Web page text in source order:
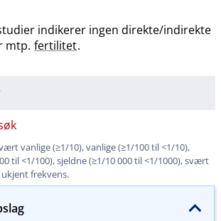
indikerer ingen direkte​/​indirekte
mtp. fertilitet.
vanlige (≥1​/​10), vanlige (≥1/100 til <1​/​10),
til <1​/​100), sjeldne (≥1/10 000 til <1​/​1000), svært
ukjent frekvens.